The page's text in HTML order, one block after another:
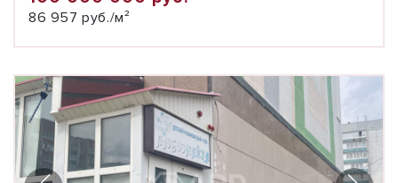
86 957 руб./м²